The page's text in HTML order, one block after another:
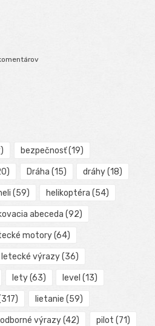
bezpečnosť(19)
Dráha (15) dráhy(18)
(59) helikoptéra (54)
abeceda (92)
motory(64)
letecké výrazy(36)
lety(63) level (13)
lietanie (59)
odborné výrazy(42) pilot (71)